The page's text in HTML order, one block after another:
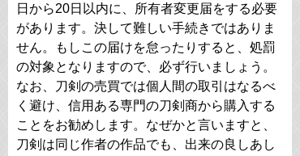
日から20日以内に、所有者変更届をする必要
があります。決して難しい手続きではありま
せん。もしこの届けを怠ったりすると、処罰
の対象となりますので、必ず行いましょう。
なお、刀剣の売買では個人間の取引はなるべ
く避け、信用ある専門の刀剣商から購入する
ことをお勧めします。なぜかと言いますと、
刀剣は同じ作者の作品でも、出来の良しあし